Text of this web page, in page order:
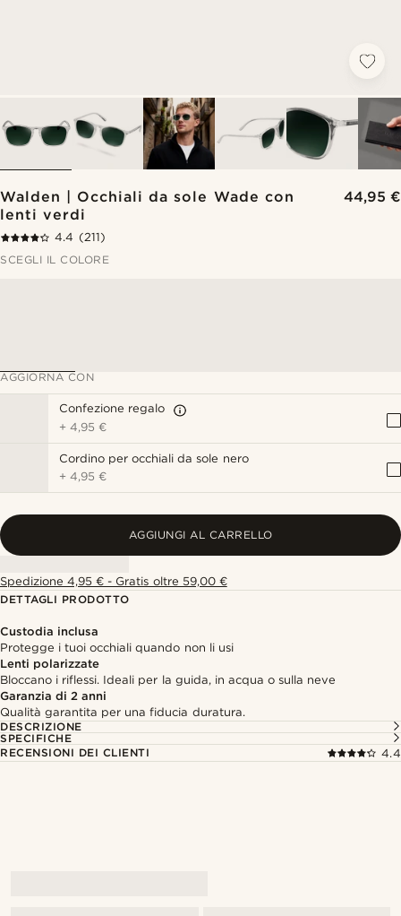
Walden | Occhiali da sole Wade con
lenti verdi
44,95 €
4.4 (211)
SCEGLI IL COLORE
AGGIORNA CON
Confezione regalo
+4,95 €
Cordino per occhiali da sole nero
+4,95 €
AGGIUNGI AL CARRELLO
Spedizione 4,95 € - Gratis oltre 59,00 €
DETTAGLI PRODOTTO
Custodia inclusa
Protegge i tuoi occhiali quando non li usi
Lenti polarizzate
Bloccano i riflessi. Ideali per la guida, in acqua o sulla neve
Garanzia di 2 anni
Qualità garantita per una fiducia duratura.
DESCRIZIONE
SPECIFICHE
RECENSIONI DEI CLIENTI
4.4